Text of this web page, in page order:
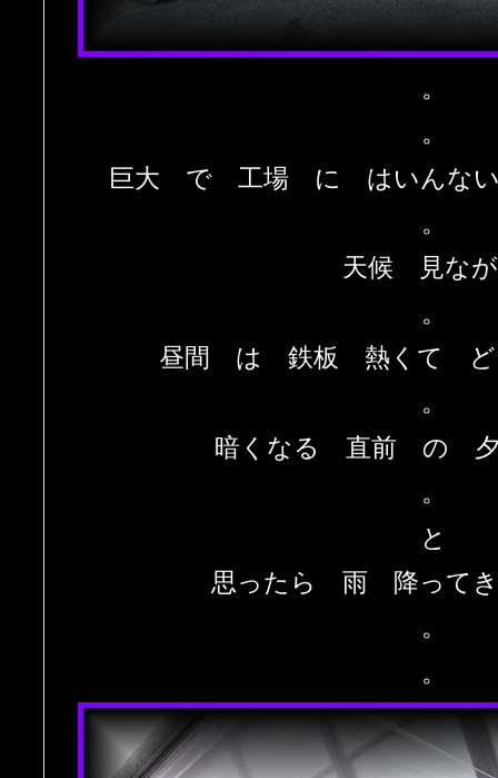
。
。
巨大 で 工場 に はいんない
。
天候 見な
。
昼間 は 鉄板 熱くて ど
。
暗くなる 直前 の
。
と
思ったら 雨 降って
。
。